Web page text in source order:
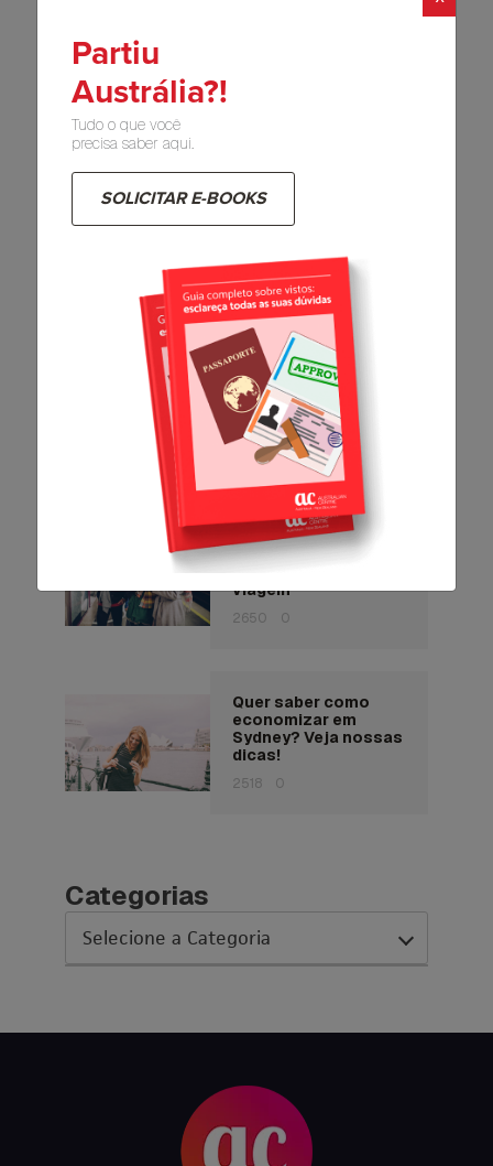
Relacionados
seu intercâmbio na
Austrália
28150
Como economizar no
intercâmbio?
Conheça 8 segredos
47080
Pensando em
estudar fora? Veja 7
dicas para planejar a
viagem
2650 0
Quer saber como
economizar em
Sydney? Veja nossas
dicas!
2518 0
Categorias
Partiu
Austrália?!
Tudo o que você
precisa saber aqui.
SOLICITAR E-BOOKS